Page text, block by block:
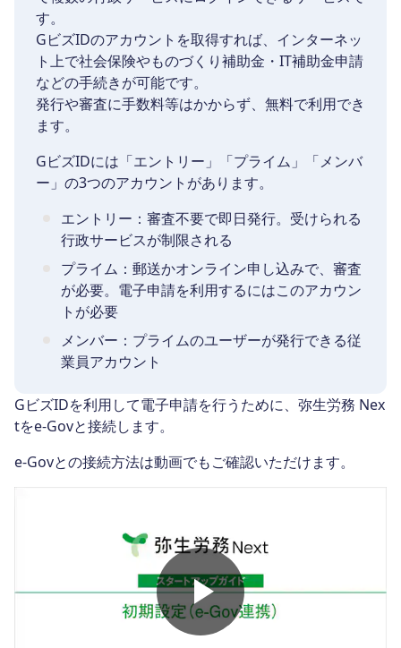
す。
GビズIDのアカウントを取得すれば、インターネッ
ト上で社会保険やものづくり補助金・IT補助金申請
などの手続きが可能です。
発行や審査に手数料等はかからず、無料で利用でき
ます。
GビズIDには「エントリー」「プライム」「メンバ
ー」の3つのアカウントがあります。
エントリー：審査不要で即日発行。受けられる
行政サービスが制限される
プライム：郵送かオンライン申し込みで、審査
が必要。電子申請を利用するにはこのアカウン
トが必要
メンバー：プライムのユーザーが発行できる従
業員アカウント
GビズIDを利用して電子申請を行うために、弥生労務 Nex
tをe-Govと接続します。
e-Govとの接続方法は動画でもご確認いただけます。